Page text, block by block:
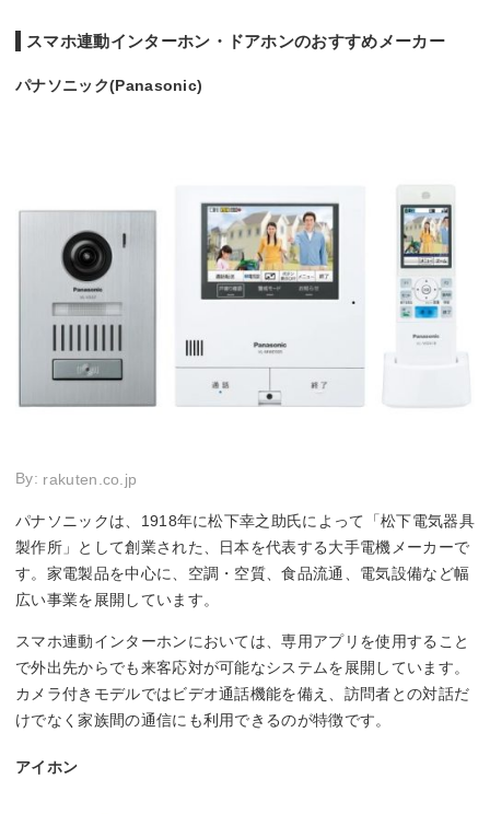
スマホ連動インターホン・ドアホンのおすすめメーカー
パナソニック(Panasonic)
By: rakuten.co.jp
パナソニックは、1918年に松下幸之助氏によって「松下電気器具
製作所」として創業された、日本を代表する大手電機メーカーで
す。家電製品を中心に、空調・空質、食品流通、電気設備など幅
広い事業を展開しています。
スマホ連動インターホンにおいては、専用アプリを使用すること
で外出先からでも来客応対が可能なシステムを展開しています。
カメラ付きモデルではビデオ通話機能を備え、訪問者との対話だ
けでなく家族間の通信にも利用できるのが特徴です。
アイホン